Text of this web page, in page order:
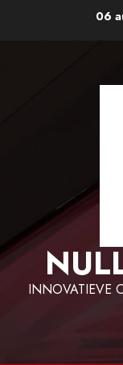
06
INNOVATIEVE